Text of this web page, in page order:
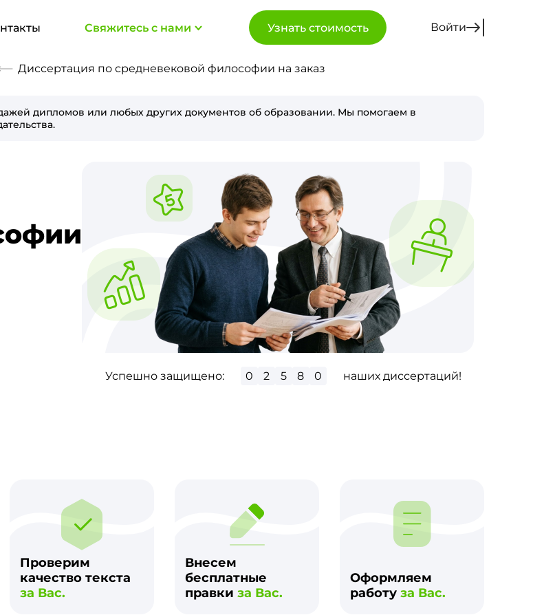
Свяжитесь с нами Узнать стоимость Войти
Диссертация по средневековой философии на заказ
дипломов или любых других документов об образовании. Мы помогаем в
Успешно защищено: 2
9
9
2
0 наших диссертаций!
Проверим
качество текста
за Вас.
Внесем
бесплатные
правки за Вас.
Оформляем
работу за Вас.